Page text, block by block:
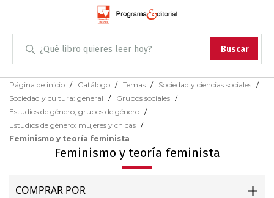
Buscar
Administración
Antropología
Arqueología
Arquitectura
Skip
Página de inicio Catálogo Temas
Sociedad y ciencias sociales
Sociedad y cultura: general
Grupos sociales
Estudios de género, grupos de género
Estudios de género: mujeres y chicas
Feminismo y teoría feminista
Feminismo y teoría feminista
COMPRAR POR